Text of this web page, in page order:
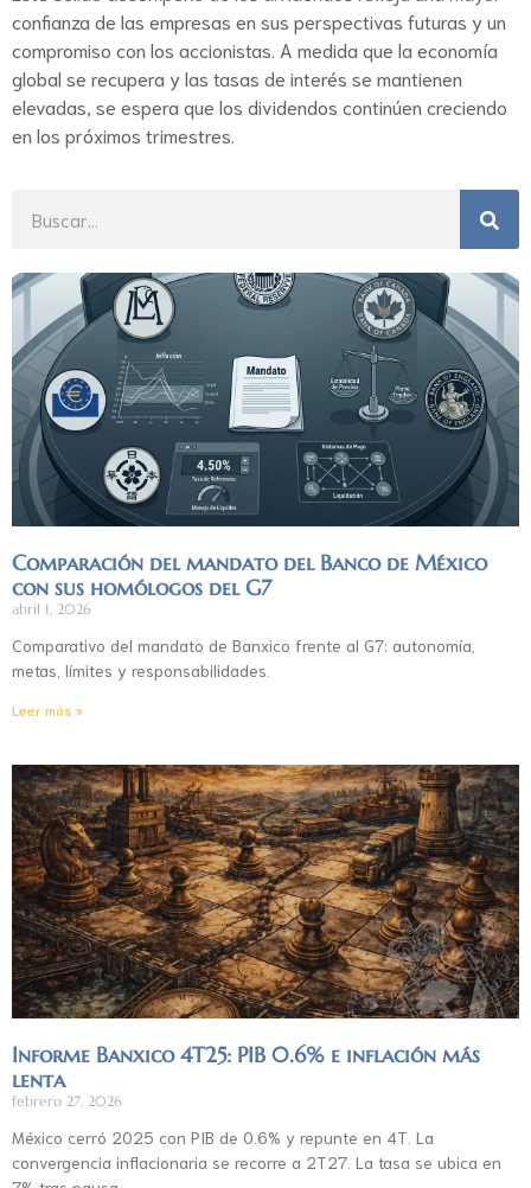
confianza de las empresas en sus perspectivas futuras y un
compromiso con los accionistas. A medida que la economía
global se recupera y las tasas de interés se mantienen
elevadas, se espera que los dividendos continúen creciendo
en los próximos trimestres.
Comparación del mandato del Banco de México
con sus homólogos del G7
abril 1, 2026
Comparativo del mandato de Banxico frente al G7: autonomía,
metas, límites y responsabilidades.
Leer más »
Informe Banxico 4T25: PIB 0.6% e inflación más
lenta
febrero 27, 2026
México cerró 2025 con PIB de 0.6% y repunte en 4T. La
convergencia inflacionaria se recorre a 2T27. La tasa se ubica en